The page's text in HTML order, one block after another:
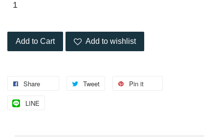
Add to Cart Add to wishlist
Share Tweet Pin it
LINE